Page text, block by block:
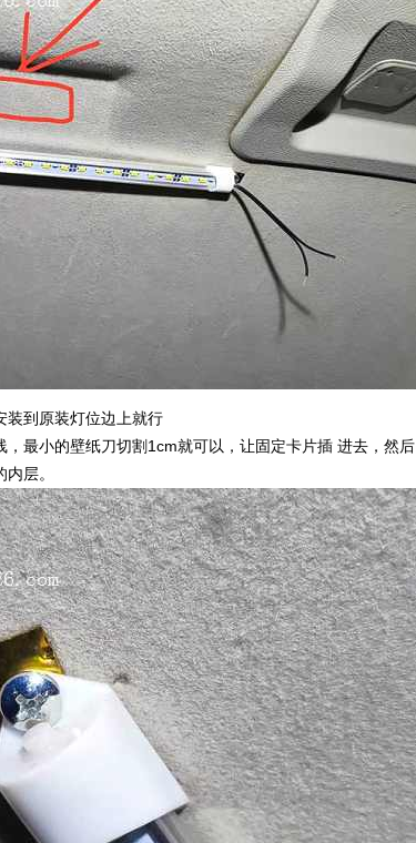
装到原装灯位边上就行
最小的壁纸刀切割1cm就可以，让固定卡片插 进去，然后
层。